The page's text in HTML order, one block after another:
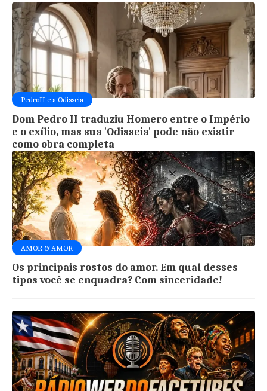
PedroII e a Odisseia
Dom Pedro II traduziu Homero entre o Império
e o exílio, mas sua 'Odisseia' pode não existir
como obra completa
AMOR & AMOR
Os principais rostos do amor. Em qual desses
tipos você se enquadra? Com sinceridade!